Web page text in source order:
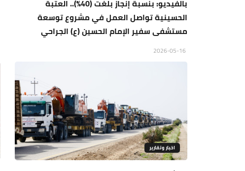
بالفيديو: بنسبة إنجاز بلغت (40%).. العتبة
الحسينية تواصل العمل في مشروع توسعة
مستشفى سفير الإمام الحسين (ع) الجراحي
اخبار وتقارير